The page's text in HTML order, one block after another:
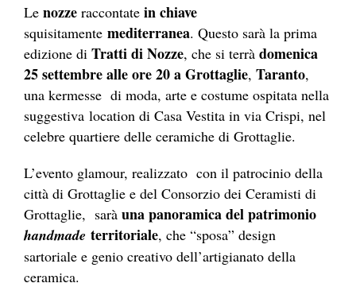
Le nozze raccontate in chiave
squisitamente mediterranea. Questo sarà la prima
edizione di Tratti di Nozze, che si terrà domenica
25 settembre alle ore 20 a Grottaglie, Taranto,
una kermesse di moda, arte e costume ospitata nella
suggestiva location di Casa Vestita in via Crispi, nel
celebre quartiere delle ceramiche di Grottaglie.
L’evento glamour, realizzato con il patrocinio della
città di Grottaglie e del Consorzio dei Ceramisti di
Grottaglie, sarà una panoramica del patrimonio
handmade territoriale, che “sposa” design
sartoriale e genio creativo dell’artigianato della
ceramica.